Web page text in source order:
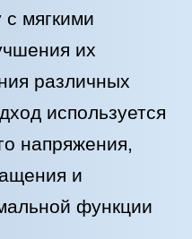
мягкими
их
различных
используется
напряжения,
и
функции